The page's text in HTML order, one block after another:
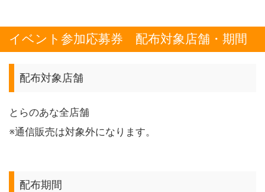
イベント参加応募券 配布対象店舗・期間
配布対象店舗
とらのあな全店舗
※通信販売は対象外になります。
配布期間